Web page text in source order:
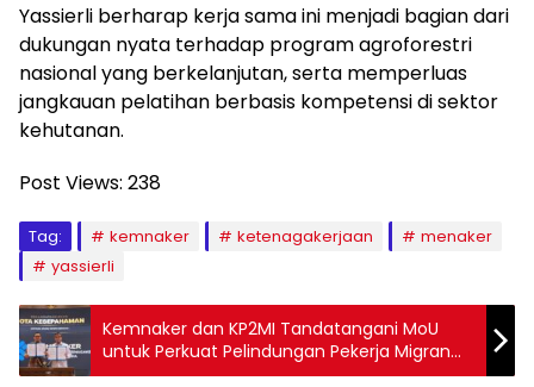
Yassierli berharap kerja sama ini menjadi bagian dari
dukungan nyata terhadap program agroforestri
nasional yang berkelanjutan, serta memperluas
jangkauan pelatihan berbasis kompetensi di sektor
kehutanan.
Post Views: 238
Tag: kemnaker ketenagakerjaan
menaker
yassierli
Kemnaker dan KP2MI Tandatangani MoU
untuk Perkuat Pelindungan Pekerja Migran
Indonesia